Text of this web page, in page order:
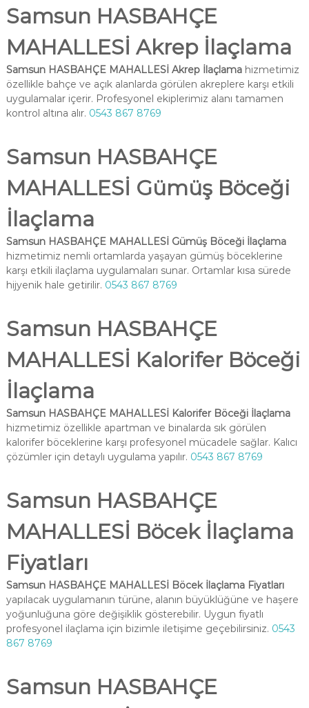
Samsun HASBAHÇE
MAHALLESİ Akrep İlaçlama
Samsun HASBAHÇE MAHALLESİ Akrep İlaçlamahizmetimiz
özellikle bahçe ve açık alanlarda görülen akreplere karşı etkili
uygulamalar içerir. Profesyonel ekiplerimiz alanı tamamen
kontrol altına alır. 0543 867 8769
Samsun HASBAHÇE
MAHALLESİ Gümüş Böceği
İlaçlama
Samsun HASBAHÇE MAHALLESİ Gümüş Böceği İlaçlama
hizmetimiz nemli ortamlarda yaşayan gümüş böceklerine
karşı etkili ilaçlama uygulamaları sunar. Ortamlar kısa sürede
hijyenik hale getirilir. 0543 867 8769
Samsun HASBAHÇE
MAHALLESİ Kalorifer Böceği
İlaçlama
Samsun HASBAHÇE MAHALLESİ Kalorifer Böceği İlaçlama
hizmetimiz özellikle apartman ve binalarda sık görülen
kalorifer böceklerine karşı profesyonel mücadele sağlar. Kalıcı
çözümler için detaylı uygulama yapılır. 0543 867 8769
Samsun HASBAHÇE
MAHALLESİ Böcek İlaçlama
Fiyatları
Samsun HASBAHÇE MAHALLESİ Böcek İlaçlama Fiyatları
yapılacak uygulamanın türüne, alanın büyüklüğüne ve haşere
yoğunluğuna göre değişiklik gösterebilir. Uygun fiyatlı
profesyonel ilaçlama için bizimle iletişime geçebilirsiniz. 0543
867 8769
Samsun HASBAHÇE